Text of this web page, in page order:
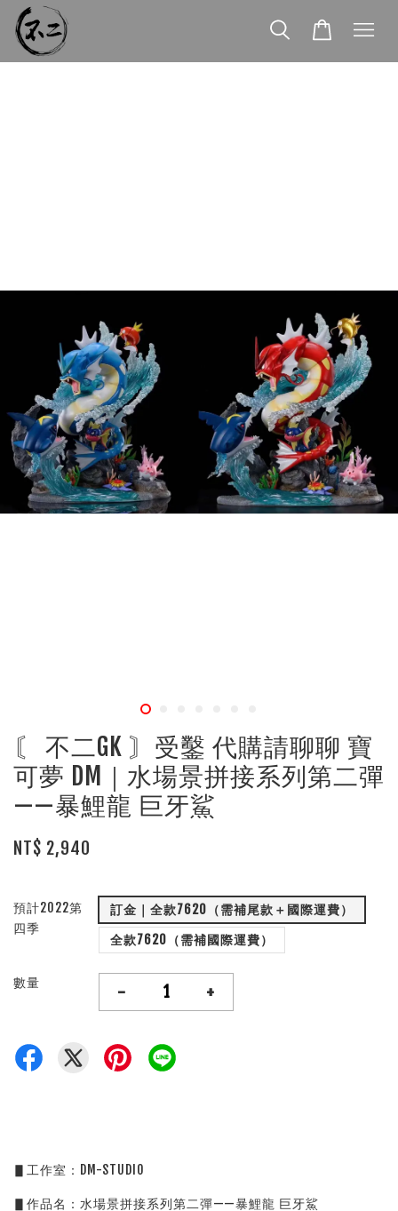
〘 不二GK 〙受鑿 代購請聊聊 寶
可夢 DM｜水場景拼接系列第二彈
——暴鯉龍 巨牙鯊
NT$ 2,940
預計2022第
四季
訂金｜全款7620（需補尾款＋國際運費）
全款7620（需補國際運費）
數量 - +
▋工作室：DM-STUDIO
▋作品名：水場景拼接系列第二彈——暴鯉龍 巨牙鯊